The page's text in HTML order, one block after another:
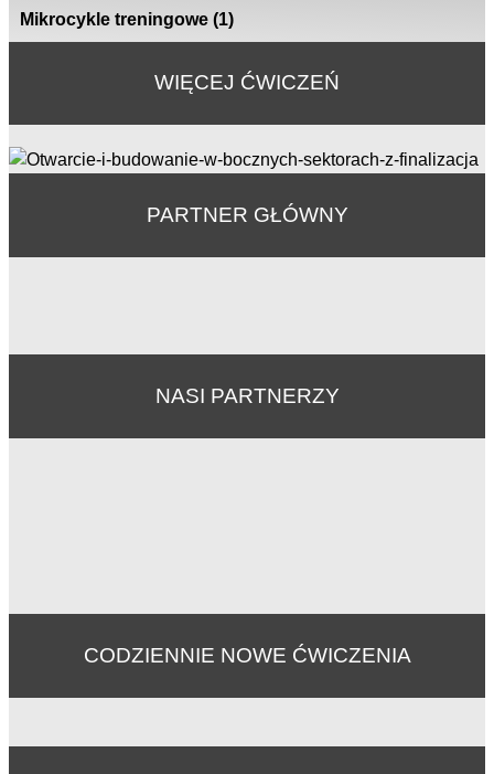
Mikrocykle treningowe (1)
WIĘCEJ ĆWICZEŃ
PARTNER GŁÓWNY
NASI PARTNERZY
CODZIENNIE NOWE ĆWICZENIA